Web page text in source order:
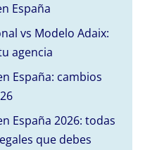
España
vs Modelo Adaix:
agencia
España: cambios
España 2026: todas
que debes